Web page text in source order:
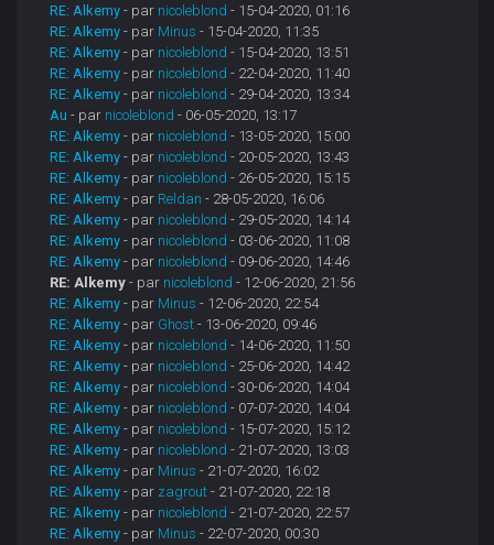
RE: Alkemy - par nicoleblond - 15-04-2020, 01:16
RE: Alkemy - par Minus - 15-04-2020, 11:35
RE: Alkemy - par nicoleblond - 15-04-2020, 13:51
RE: Alkemy - par nicoleblond - 22-04-2020, 11:40
RE: Alkemy - par nicoleblond - 29-04-2020, 13:34
Au - par nicoleblond - 06-05-2020, 13:17
RE: Alkemy - par nicoleblond - 13-05-2020, 15:00
RE: Alkemy - par nicoleblond - 20-05-2020, 13:43
RE: Alkemy - par nicoleblond - 26-05-2020, 15:15
RE: Alkemy - par Reldan - 28-05-2020, 16:06
RE: Alkemy - par nicoleblond - 29-05-2020, 14:14
RE: Alkemy - par nicoleblond - 03-06-2020, 11:08
RE: Alkemy - par nicoleblond - 09-06-2020, 14:46
RE: Alkemy - par nicoleblond - 12-06-2020, 21:56
RE: Alkemy - par Minus - 12-06-2020, 22:54
RE: Alkemy - par Ghost - 13-06-2020, 09:46
RE: Alkemy - par nicoleblond - 14-06-2020, 11:50
RE: Alkemy - par nicoleblond - 25-06-2020, 14:42
RE: Alkemy - par nicoleblond - 30-06-2020, 14:04
RE: Alkemy - par nicoleblond - 07-07-2020, 14:04
RE: Alkemy - par nicoleblond - 15-07-2020, 15:12
RE: Alkemy - par nicoleblond - 21-07-2020, 13:03
RE: Alkemy - par Minus - 21-07-2020, 16:02
RE: Alkemy - par zagrout - 21-07-2020, 22:18
RE: Alkemy - par nicoleblond - 21-07-2020, 22:57
RE: Alkemy - par Minus - 22-07-2020, 00:30